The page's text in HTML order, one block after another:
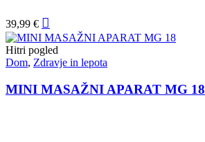
39,99 €
Hitri pogled
Dom, Zdravje in lepota
MINI MASAŽNI APARAT MG 18